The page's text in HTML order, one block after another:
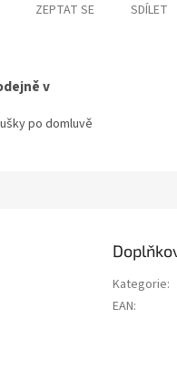
ZEPTAT SE SDÍLET
v
po domluvě
Kategorie:
EAN: